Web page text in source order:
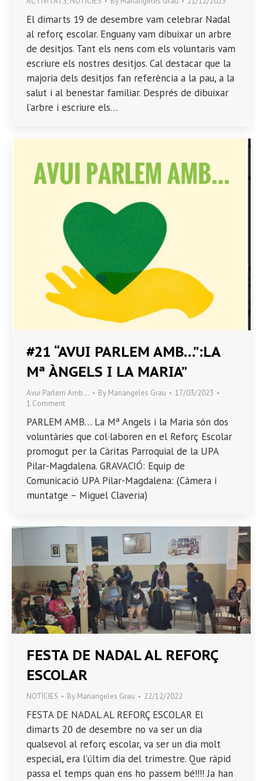
El dimarts 19 de desembre vam celebrar Nadal
al reforç escolar. Enguany vam dibuixar un arbre
de desitjos. Tant els nens com els voluntaris vam
escriure els nostres desitjos. Cal destacar que la
majoria dels desitjos fan referència a la pau, a la
salut i al benestar familiar. Després de dibuixar
l’arbre i escriure els…
#21 “AVUI PARLEM AMB…”:LA
Mª ÀNGELS I LA MARIA”
Avui Parlem Amb… By Mariangeles Grau
17/03/2023
1 Comment
PARLEM AMB… La Mª Angels i la Maria són dos
voluntàries que col·laboren en el Reforç Escolar
promogut per la Càritas Parroquial de la UPA
Pilar-Magdalena. GRAVACIÓ: Equip de
Comunicació UPA Pilar-Magdalena: (Càmera i
muntatge – Miguel Claveria)
FESTA DE NADAL AL REFORÇ
ESCOLAR
NOTÍCIES By Mariangeles Grau 22/12/2022
FESTA DE NADAL AL REFORÇ ESCOLAR El
dimarts 20 de desembre no va ser un dia
qualsevol al reforç escolar, va ser un dia molt
especial, era l’últim dia del trimestre. Que ràpid
passa el temps quan ens ho passem bé!!!! Ja han